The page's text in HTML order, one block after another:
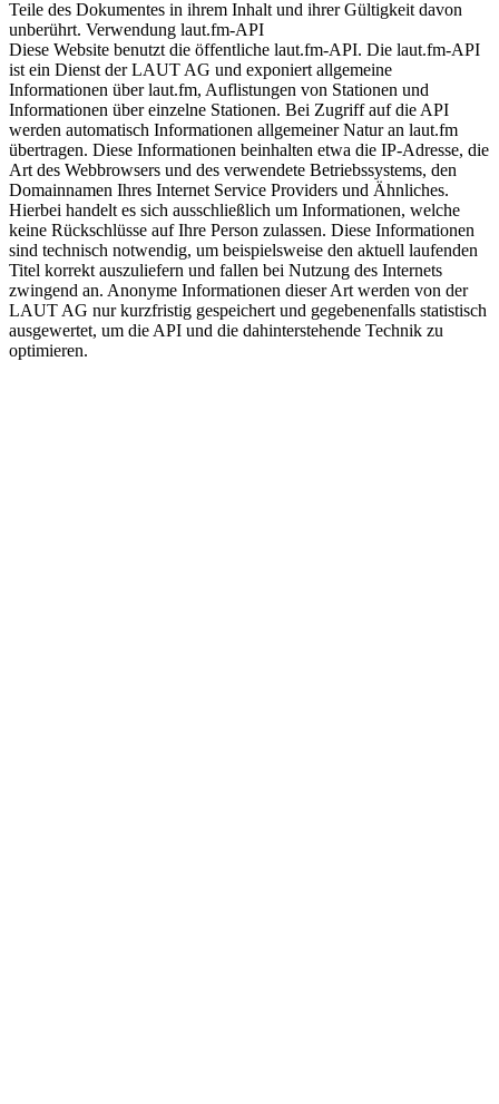
Teile des Dokumentes in ihrem Inhalt und ihrer Gültigkeit davon
unberührt. Verwendung laut.fm-API
Diese Website benutzt die öffentliche laut.fm-API. Die laut.fm-API
ist ein Dienst der LAUT AG und exponiert allgemeine
Informationen über laut.fm, Auflistungen von Stationen und
Informationen über einzelne Stationen. Bei Zugriff auf die API
werden automatisch Informationen allgemeiner Natur an laut.fm
übertragen. Diese Informationen beinhalten etwa die IP-Adresse, die
Art des Webbrowsers und des verwendete Betriebssystems, den
Domainnamen Ihres Internet Service Providers und Ähnliches.
Hierbei handelt es sich ausschließlich um Informationen, welche
keine Rückschlüsse auf Ihre Person zulassen. Diese Informationen
sind technisch notwendig, um beispielsweise den aktuell laufenden
Titel korrekt auszuliefern und fallen bei Nutzung des Internets
zwingend an. Anonyme Informationen dieser Art werden von der
LAUT AG nur kurzfristig gespeichert und gegebenenfalls statistisch
ausgewertet, um die API und die dahinterstehende Technik zu
optimieren.